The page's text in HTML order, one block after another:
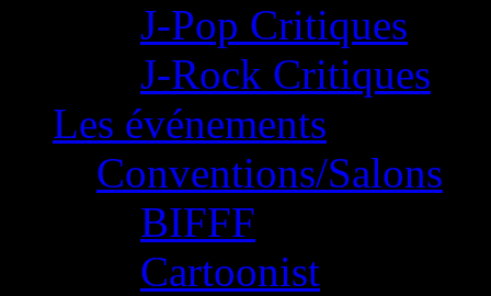
J-Pop Critiques
J-Rock Critiques
Les événements
Conventions/Salons
BIFFF
Cartoonist